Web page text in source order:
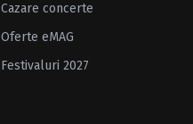
Cazare concerte
Oferte eMAG
Festivaluri 2027